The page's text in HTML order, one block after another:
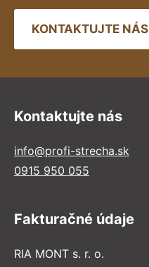
KONTAKTUJTE NÁS
Kontaktujte nás
info@profi-strecha.sk
0915 950 055
Fakturačné údaje
RIA MONT s. r. o.